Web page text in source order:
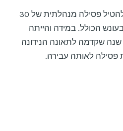
המשטרה יכולה אף היא להטיל פסילה מנהלתית של 30
הכולל. במידה והייתה
שקדמה לתאונה הנידונה